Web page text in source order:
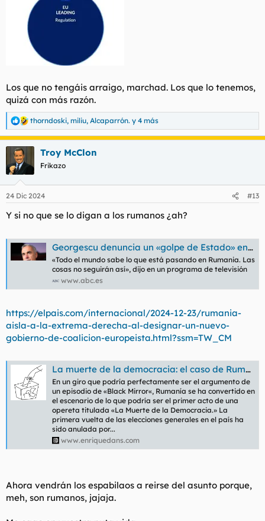
Los que no tengáis arraigo, marchad. Los que lo tenemos,
quizá con más razón.
R
e
a
c
i
e
thorndoski, miliu, Alcaparrón. y 4 más
Troy McClon
Frikazo
24 Dic 2024 #13
Y si no que se lo digan a los rumanos ¿ah?
Georgescu denuncia un «golpe de Estado» en Rumanía
«Todo el mundo sabe lo que está pasando en Rumania. Las
cosas no seguirán así», dijo en un programa de televisión
www.abc.es
https://elpais.com/internacional/2024-12-23/rumania-
aisla-a-la-extrema-derecha-al-designar-un-nuevo-
gobierno-de-coalicion-europeista.html?ssm=TW_CM
La muerte de la democracia: el caso de Rumanía
En un giro que podría perfectamente ser el argumento de
un episodio de «Black Mirror«, Rumanía se ha convertido en
el escenario de lo que podría ser el primer acto de una
opereta titulada «La Muerte de la Democracia.» La
primera vuelta de las elecciones generales en el país ha
sido anulada por...
www.enriquedans.com
Ahora vendrán los espabilaos a reirse del asunto porque,
meh, son rumanos, jajaja.